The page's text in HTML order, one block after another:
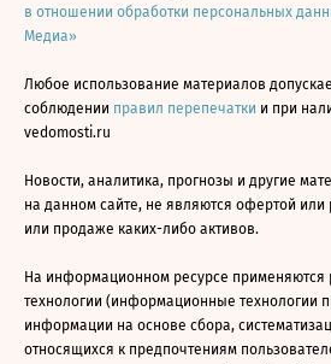
в отношении обработки персональных
Медиа»
Любое использование материалов
соблюдении правил перепечатки и при
vedomosti.ru
Новости, аналитика, прогнозы и другие
на данном сайте, не являются офертой или
или продаже каких-либо активов.
На информационном ресурсе применяются
технологии (информационные технологии
информации на основе сбора,
относящихся к предпочтениям